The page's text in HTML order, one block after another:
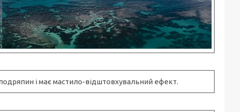
і має мастило-відштовхувальний ефект.